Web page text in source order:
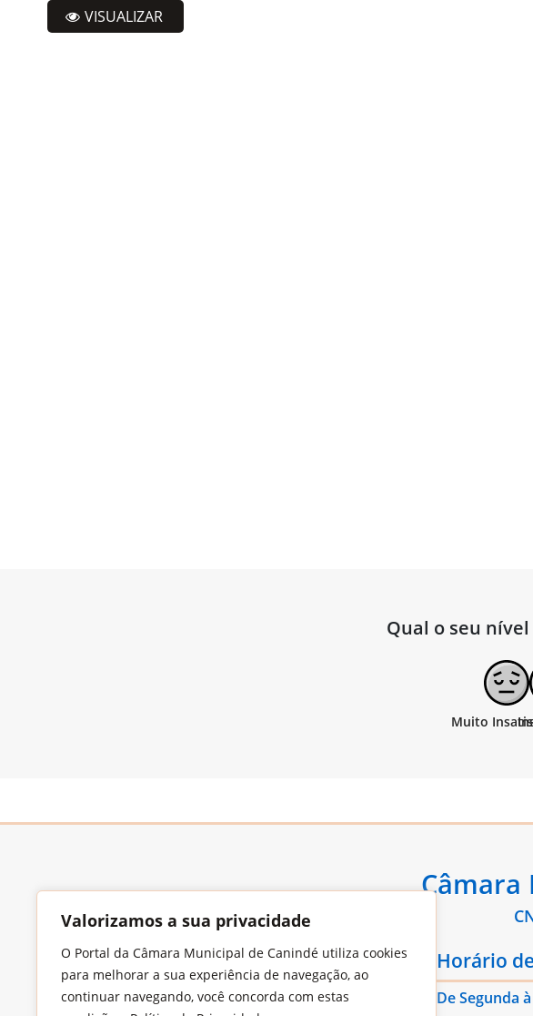
Valorizamos a sua privacidade
O Portal da Câmara Municipal de Canindé utiliza cookies
para melhorar a sua experiência de navegação, ao
continuar navegando, você concorda com estas
VISUALIZAR
Qual o seu
Câmara
Endereço
Largo Francisco Xavier de Medeiros, S/N,
Horário
De Segunda